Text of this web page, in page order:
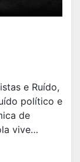
e Ruído,
político e
de
vive…